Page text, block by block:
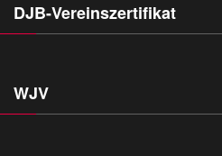
DJB-Vereinszertifikat
WJV